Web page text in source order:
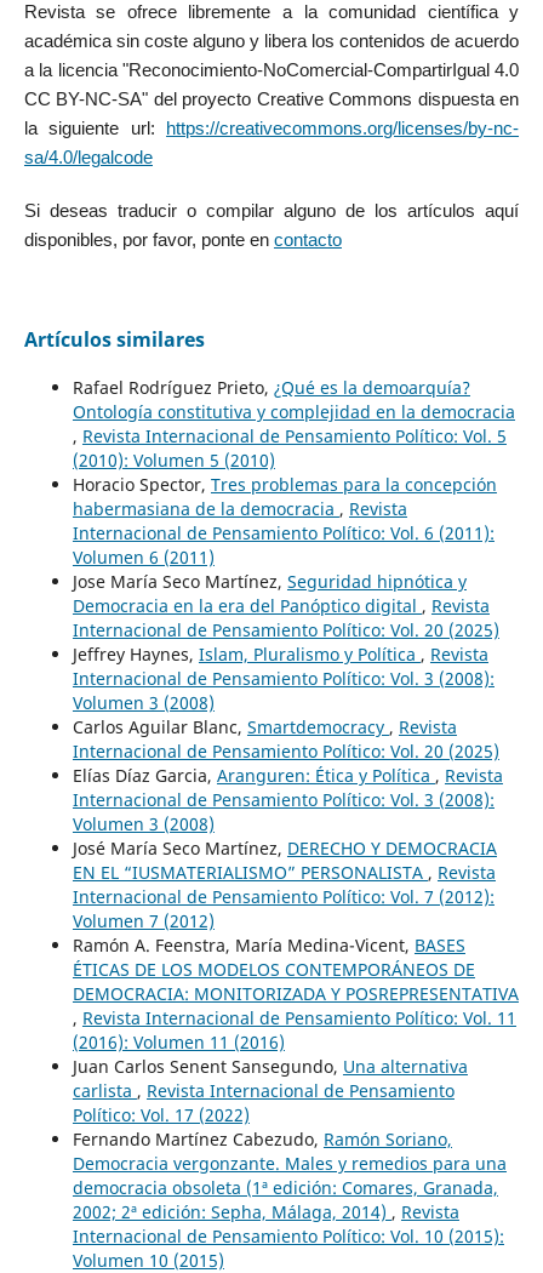
Revista se ofrece libremente a la comunidad científica y
académica sin coste alguno y libera los contenidos de acuerdo
a la licencia "Reconocimiento-NoComercial-CompartirIgual 4.0
CC BY-NC-SA" del proyecto Creative Commons dispuesta en
la siguiente url:
https://creativecommons.org/licenses/by-nc-
sa/4.0/legalcode
Si deseas traducir o compilar alguno de los artículos aquí
disponibles, por favor, ponte en contacto
Artículos similares
Rafael Rodríguez Prieto, ¿Qué es la demoarquía?
Ontología constitutiva y complejidad en la democracia
, Revista Internacional de Pensamiento Político: Vol. 5
(2010): Volumen 5 (2010)
Horacio Spector, Tres problemas para la concepción
habermasiana de la democracia , Revista
Internacional de Pensamiento Político: Vol. 6 (2011):
Volumen 6 (2011)
Jose María Seco Martínez, Seguridad hipnótica y
Democracia en la era del Panóptico digital , Revista
Internacional de Pensamiento Político: Vol. 20 (2025)
Jeffrey Haynes, Islam, Pluralismo y Política , Revista
Internacional de Pensamiento Político: Vol. 3 (2008):
Volumen 3 (2008)
Carlos Aguilar Blanc, Smartdemocracy , Revista
Internacional de Pensamiento Político: Vol. 20 (2025)
Elías Díaz Garcia, Aranguren: Ética y Política , Revista
Internacional de Pensamiento Político: Vol. 3 (2008):
Volumen 3 (2008)
José María Seco Martínez, DERECHO Y DEMOCRACIA
EN EL “IUSMATERIALISMO” PERSONALISTA , Revista
Internacional de Pensamiento Político: Vol. 7 (2012):
Volumen 7 (2012)
Ramón A. Feenstra, María Medina-Vicent, BASES
ÉTICAS DE LOS MODELOS CONTEMPORÁNEOS DE
DEMOCRACIA: MONITORIZADA Y POSREPRESENTATIVA
, Revista Internacional de Pensamiento Político: Vol. 11
(2016): Volumen 11 (2016)
Juan Carlos Senent Sansegundo, Una alternativa
carlista , Revista Internacional de Pensamiento
Político: Vol. 17 (2022)
Fernando Martínez Cabezudo, Ramón Soriano,
Democracia vergonzante. Males y remedios para una
democracia obsoleta (1ª edición: Comares, Granada,
2002; 2ª edición: Sepha, Málaga, 2014) , Revista
Internacional de Pensamiento Político: Vol. 10 (2015):
Volumen 10 (2015)